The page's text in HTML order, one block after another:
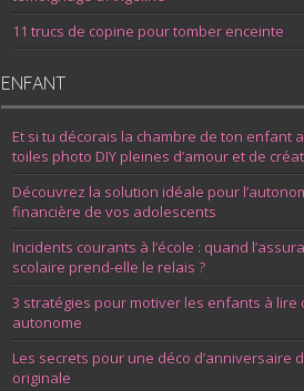
11 trucs de copine pour tomber enceinte
ENFANT
Et si tu décorais la chambre de ton enfant
toiles photo DIY pleines d’amour et de
Découvrez la solution idéale pour
financière de vos adolescents
Incidents courants à l’école : quand
scolaire prend-elle le relais ?
3 stratégies pour motiver les enfants à lire
autonome
Les secrets pour une déco d’anniversaire
originale